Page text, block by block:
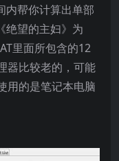
内帮你计算出单部
绝望的主妇》为
里面所包含的12
器比较老的，可能
用的是笔记本电脑